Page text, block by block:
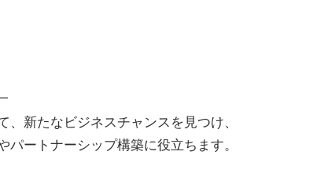
新たなビジネスチャンスを見つけ、
ートナーシップ構築に役立ちます。